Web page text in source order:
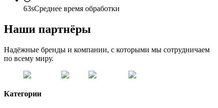
63sСреднее время обработки
Наши партнёры
Надёжные бренды и компании, с которыми мы сотрудничаем
по всему миру.
Категории